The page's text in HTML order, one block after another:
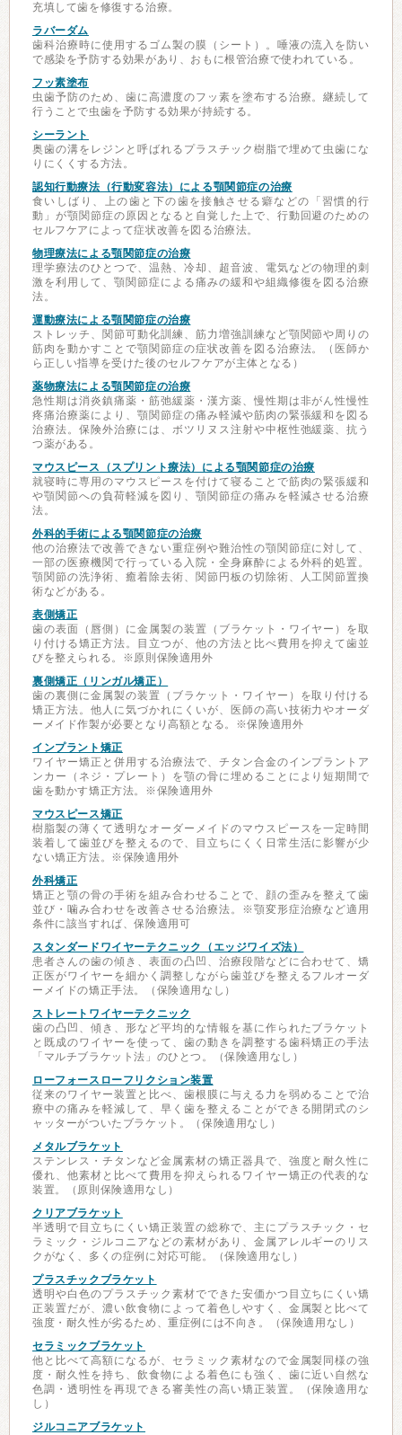
充填して歯を修復する治療。
ラバーダム
歯科治療時に使用するゴム製の膜（シート）。唾液の流入を防い
で感染を予防する効果があり、おもに根管治療で使われている。
フッ素塗布
虫歯予防のため、歯に高濃度のフッ素を塗布する治療。継続して
行うことで虫歯を予防する効果が持続する。
シーラント
奥歯の溝をレジンと呼ばれるプラスチック樹脂で埋めて虫歯にな
りにくくする方法。
認知行動療法（行動変容法）による顎関節症の治療
食いしばり、上の歯と下の歯を接触させる癖などの「習慣的行
動」が顎関節症の原因となると自覚した上で、行動回避のための
セルフケアによって症状改善を図る治療法。
物理療法による顎関節症の治療
理学療法のひとつで、温熱、冷却、超音波、電気などの物理的刺
激を利用して、顎関節症による痛みの緩和や組織修復を図る治療
法。
運動療法による顎関節症の治療
ストレッチ、関節可動化訓練、筋力増強訓練など顎関節や周りの
筋肉を動かすことで顎関節症の症状改善を図る治療法。（医師か
ら正しい指導を受けた後のセルフケアが主体となる）
薬物療法による顎関節症の治療
急性期は消炎鎮痛薬・筋弛緩薬・漢方薬、慢性期は非がん性慢性
疼痛治療薬により、顎関節症の痛み軽減や筋肉の緊張緩和を図る
治療法。保険外治療には、ボツリヌス注射や中枢性弛緩薬、抗う
つ薬がある。
マウスピース（スプリント療法）による顎関節症の治療
就寝時に専用のマウスピースを付けて寝ることで筋肉の緊張緩和
や顎関節への負荷軽減を図り、顎関節症の痛みを軽減させる治療
法。
外科的手術による顎関節症の治療
他の治療法で改善できない重症例や難治性の顎関節症に対して、
一部の医療機関で行っている入院・全身麻酔による外科的処置。
顎関節の洗浄術、癒着除去術、関節円板の切除術、人工関節置換
術などがある。
表側矯正
歯の表面（唇側）に金属製の装置（ブラケット・ワイヤー）を取
り付ける矯正方法。目立つが、他の方法と比べ費用を抑えて歯並
びを整えられる。※原則保険適用外
裏側矯正（リンガル矯正）
歯の裏側に金属製の装置（ブラケット・ワイヤー）を取り付ける
矯正方法。他人に気づかれにくいが、医師の高い技術力やオーダ
ーメイド作製が必要となり高額となる。※保険適用外
インプラント矯正
ワイヤー矯正と併用する治療法で、チタン合金のインプラントア
ンカー（ネジ・プレート）を顎の骨に埋めることにより短期間で
歯を動かす矯正方法。※保険適用外
マウスピース矯正
樹脂製の薄くて透明なオーダーメイドのマウスピースを一定時間
装着して歯並びを整えるので、目立ちにくく日常生活に影響が少
ない矯正方法。※保険適用外
外科矯正
矯正と顎の骨の手術を組み合わせることで、顔の歪みを整えて歯
並び・噛み合わせを改善させる治療法。※顎変形症治療など適用
条件に該当すれば、保険適用可
スタンダードワイヤーテクニック（エッジワイズ法）
患者さんの歯の傾き、表面の凸凹、治療段階などに合わせて、矯
正医がワイヤーを細かく調整しながら歯並びを整えるフルオーダ
ーメイドの矯正手法。（保険適用なし）
ストレートワイヤーテクニック
歯の凸凹、傾き、形など平均的な情報を基に作られたブラケット
と既成のワイヤーを使って、歯の動きを調整する歯科矯正の手法
「マルチブラケット法」のひとつ。（保険適用なし）
ローフォースローフリクション装置
従来のワイヤー装置と比べ、歯根膜に与える力を弱めることで治
療中の痛みを軽減して、早く歯を整えることができる開閉式のシ
ャッターがついたブラケット。（保険適用なし）
メタルブラケット
ステンレス・チタンなど金属素材の矯正器具で、強度と耐久性に
優れ、他素材と比べて費用を抑えられるワイヤー矯正の代表的な
装置。（原則保険適用なし）
クリアブラケット
半透明で目立ちにくい矯正装置の総称で、主にプラスチック・セ
ラミック・ジルコニアなどの素材があり、金属アレルギーのリス
クがなく、多くの症例に対応可能。（保険適用なし）
プラスチックブラケット
透明や白色のプラスチック素材でできた安価かつ目立ちにくい矯
正装置だが、濃い飲食物によって着色しやすく、金属製と比べて
強度・耐久性が劣るため、重症例には不向き。（保険適用なし）
セラミックブラケット
他と比べて高額になるが、セラミック素材なので金属製同様の強
度・耐久性を持ち、飲食物による着色にも強く、歯に近い自然な
色調・透明性を再現できる審美性の高い矯正装置。（保険適用な
し）
ジルコニアブラケット